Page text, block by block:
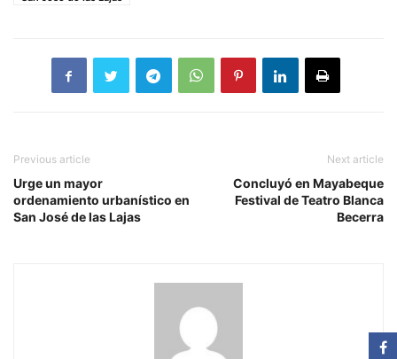
Previous article
Urge un mayor
ordenamiento urbanístico en
San José de las Lajas
Next article
Concluyó en Mayabeque
Festival de Teatro Blanca
Becerra